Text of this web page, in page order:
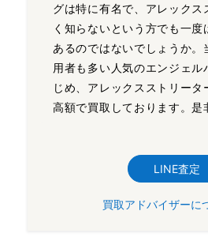
グは特に有名で、アレックス
く知らないという方でも一
あるのではないでしょうか。
用者も多い人気のエンジェル
じめ、アレックスストリータ
高額で買取しております。是
LINE査定
買取アドバイザーに